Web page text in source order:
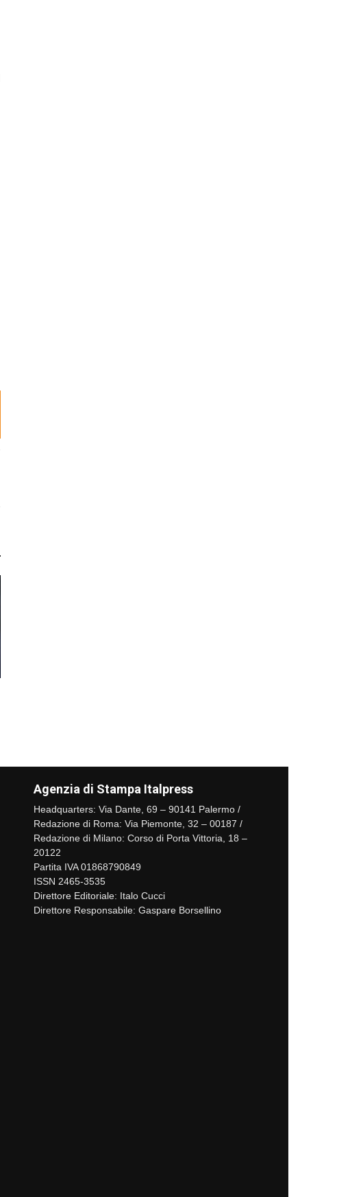
Agenzia di Stampa Italpress
Headquarters: Via Dante, 69 – 90141 Palermo /
Redazione di Roma: Via Piemonte, 32 – 00187 /
Redazione di Milano: Corso di Porta Vittoria, 18 –
20122
Partita IVA 01868790849
ISSN 2465-3535
Direttore Editoriale: Italo Cucci
Direttore Responsabile: Gaspare Borsellino